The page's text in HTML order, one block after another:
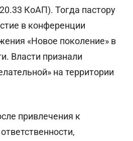
КоАП). Тогда пастору
в конференции
«Новое поколение» в
Власти признали
на территории
привлечения к